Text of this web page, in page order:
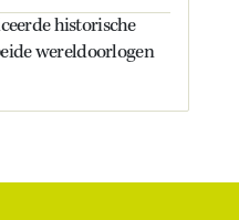
historische
wereldoorlogen